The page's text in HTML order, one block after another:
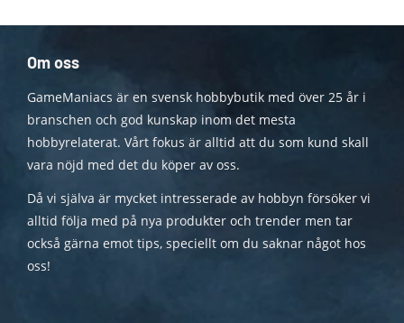
Om oss
GameManiacs är en svensk hobbybutik med över 25 år i
branschen och god kunskap inom det mesta
hobbyrelaterat. Vårt fokus är alltid att du som kund skall
vara nöjd med det du köper av oss.
Då vi själva är mycket intresserade av hobbyn försöker vi
alltid följa med på nya produkter och trender men tar
också gärna emot tips, speciellt om du saknar något hos
oss!